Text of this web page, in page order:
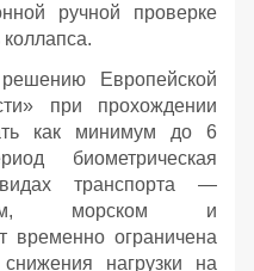
ручной проверке
Европейской
при прохождении
как минимум до 6
биометрическая
транспорта —
морском и
временно ограничена
нагрузки на